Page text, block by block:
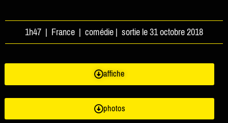
1h47 | France | comédie | sortie le 31 octobre 2018
affiche
photos